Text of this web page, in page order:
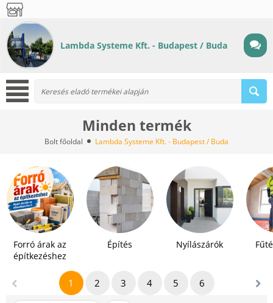
Lambda Systeme Kft. - Budapest / Buda
Minden termék
Bolt főoldal Lambda Systeme Kft. - Budapest / Buda
Forró árak az
építkezéshez
Építés Nyílászárók
1 2 3 4 5 6